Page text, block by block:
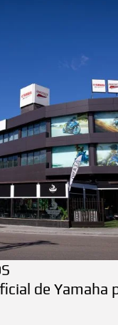
de Yamaha